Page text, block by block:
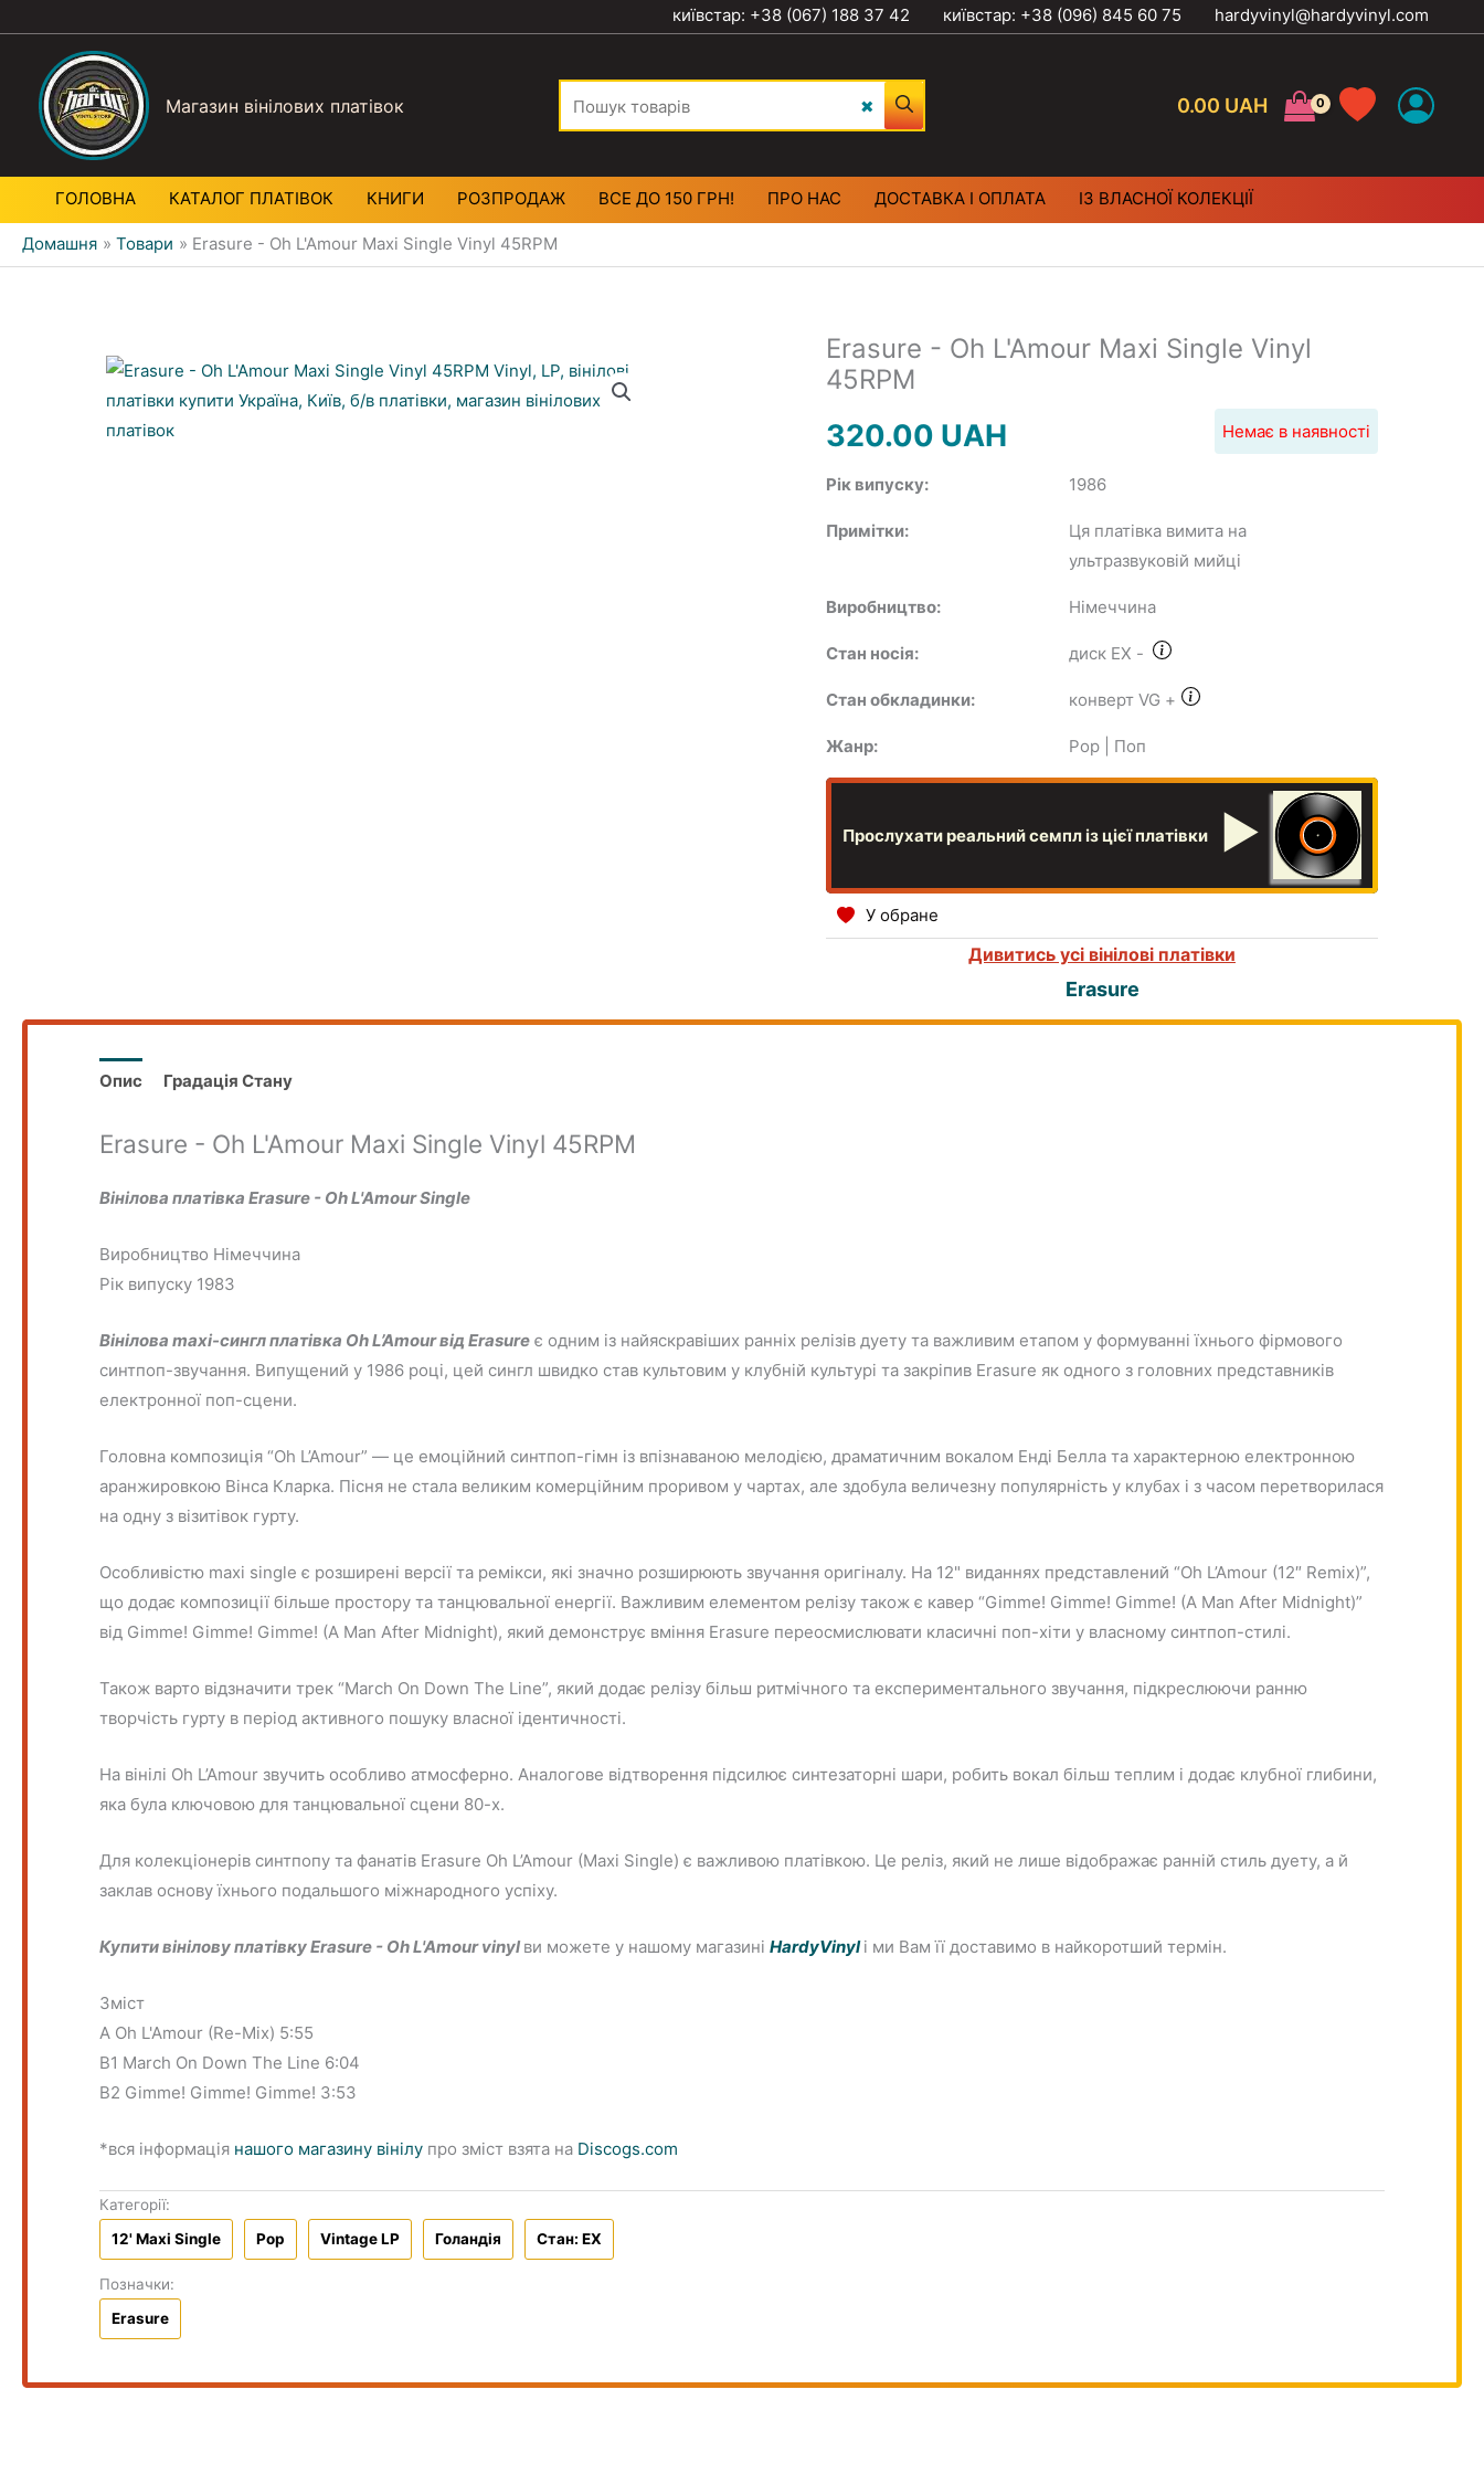
київстар: +38 (067) 188 37 42 київстар: +38 (096) 845 60 75 hardyvinyl@hardyvinyl.com
Магазин вінілових платівок 0.00 UAH
ГОЛОВНА КАТАЛОГ ПЛАТIВОК КНИГИ РОЗПРОДАЖ ВСЕ ДО 150 ГРН! ПРО НАС ДОСТАВКА І ОПЛАТА ІЗ ВЛАСНОЇ КОЛЕКЦІЇ
Домашня Товари Erasure - Oh L'Amour Maxi Single Vinyl 45RPM
Erasure - Oh L'Amour Maxi Single Vinyl
45RPM
320.00 UAH Немає в наявності
Рік випуску: 1986
Примітки:
Ця платівка вимита на
ультразвуковій мийці
Виробництво: Німеччина
Стан носія: диск EX -
Стан обкладинки: конверт VG +
Жанр: Pop | Поп
Прослухати реальний семпл із цієї платівки ▶
У обране
Дивитись усі вінілові платівки
Erasure
Опис Градація Стану
Erasure - Oh L'Amour Maxi Single Vinyl 45RPM
Вінілова платівка Erasure - Oh L'Amour Single
Виробництво Німеччина
Рік випуску 1983
Вінілова maxi-сингл платівка Oh L’Amour від Erasure є одним із найяскравіших ранніх релізів дуету та важливим етапом у формуванні їхнього фірмового
синтпоп-звучання. Випущений у 1986 році, цей сингл швидко став культовим у клубній культурі та закріпив Erasure як одного з головних представників
електронної поп-сцени.
Головна композиція “Oh L’Amour” — це емоційний синтпоп-гімн із впізнаваною мелодією, драматичним вокалом Енді Белла та характерною електронною
аранжировкою Вінса Кларка. Пісня не стала великим комерційним проривом у чартах, але здобула величезну популярність у клубах і з часом перетворилася
на одну з візитівок гурту.
Особливістю maxi single є розширені версії та ремікси, які значно розширюють звучання оригіналу. На 12" виданнях представлений “Oh L’Amour (12″ Remix)”,
що додає композиції більше простору та танцювальної енергії. Важливим елементом релізу також є кавер “Gimme! Gimme! Gimme! (A Man After Midnight)”
від Gimme! Gimme! Gimme! (A Man After Midnight), який демонструє вміння Erasure переосмислювати класичні поп-хіти у власному синтпоп-стилі.
Також варто відзначити трек “March On Down The Line”, який додає релізу більш ритмічного та експериментального звучання, підкреслюючи ранню
творчість гурту в період активного пошуку власної ідентичності.
На вінілі Oh L’Amour звучить особливо атмосферно. Аналогове відтворення підсилює синтезаторні шари, робить вокал більш теплим і додає клубної глибини,
яка була ключовою для танцювальної сцени 80-х.
Для колекціонерів синтпопу та фанатів Erasure Oh L’Amour (Maxi Single) є важливою платівкою. Це реліз, який не лише відображає ранній стиль дуету, а й
заклав основу їхнього подальшого міжнародного успіху.
Купити вінілову платівку Erasure - Oh L'Amourvinyl ви можете у нашому магазиніHardyVinyl і ми Вам її доставимо в найкоротший термін.
Зміст
A Oh L'Amour (Re-Mix) 5:55
B1 March On Down The Line 6:04
B2 Gimme! Gimme! Gimme! 3:53
*вся інформація нашого магазину вінілу про зміст взята на Discogs.com
Категорії:
12' Maxi Single
Pop Vintage LP Голандiя Стан: EX
Позначки:
Erasure